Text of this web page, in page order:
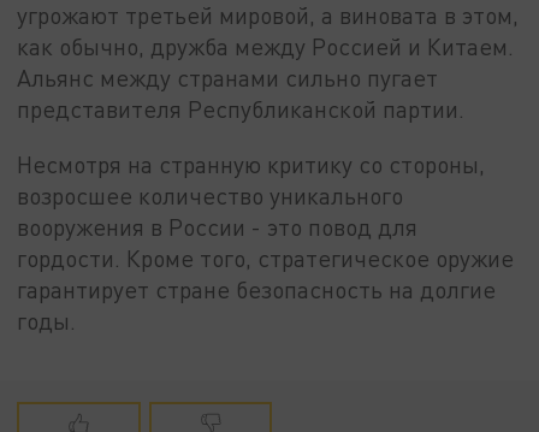
угрожают третьей мировой, а виновата в этом,
как обычно, дружба между Россией и Китаем.
Альянс между странами сильно пугает
представителя Республиканской партии.
Несмотря на странную критику со стороны,
возросшее количество уникального
вооружения в России - это повод для
гордости. Кроме того, стратегическое оружие
гарантирует стране безопасность на долгие
годы.